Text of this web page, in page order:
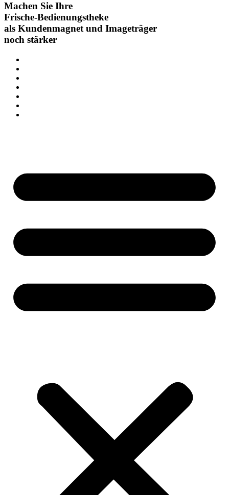
Machen Sie Ihre
Frische-Bedienungstheke
als Kundenmagnet und Imageträger
noch stärker